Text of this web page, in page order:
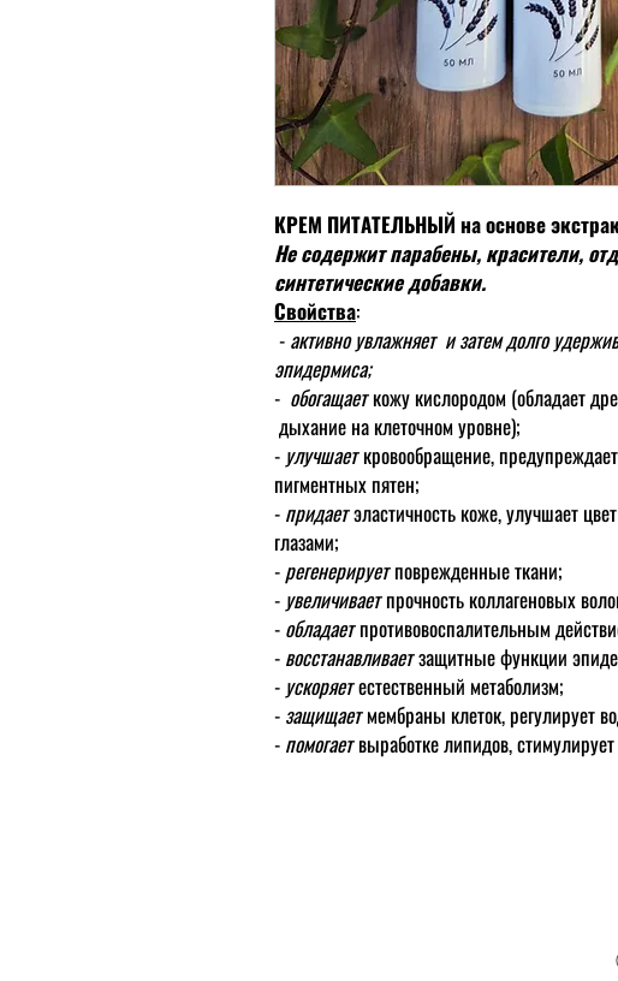
КРЕМ ПИТАТЕЛЬНЫЙ на основе
Не содержит парабены, красители,
синтетические добавки.
Свойства:
- активно увлажняет и затем долго
эпидермиса;
- обогащаеткожу кислородом (обладает
дыхание на клеточном уровне);
- улучшаеткровообращение,
пигментных пятен;
- придаетэластичность коже, улучшает
глазами;
- регенерируетповрежденные ткани;
- увеличиваетпрочность коллагеновых
- обладаетпротивовоспалительным
- восстанавливаетзащитные функции
- ускоряетестественный метаболизм;
- защищаетмембраны клеток, регулирует
- помогаетвыработке липидов,